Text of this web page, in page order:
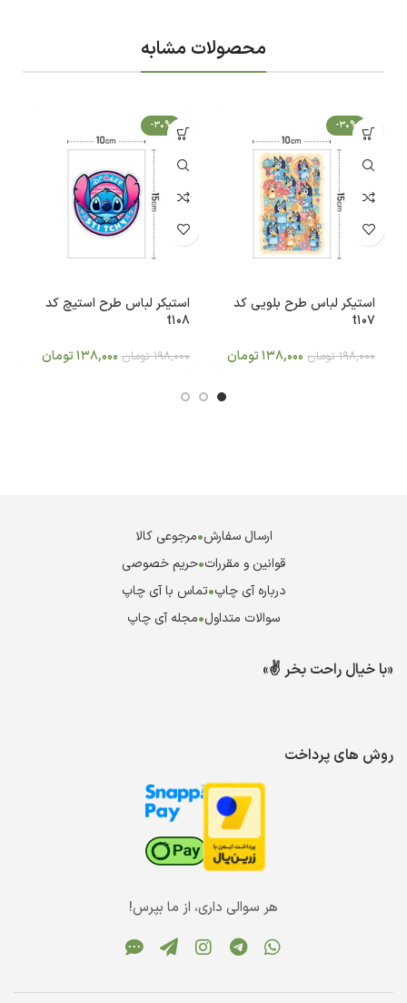
محصولات مشابه
-30%
استیکر لباس طرح بلویی کد
t107
198,000 تومان 138,000تومان
-30%
استیکر لباس طرح استیچ کد
t108
198,000 تومان 138,000تومان
ارسال سفارش•مرجوعی کالا
قوانین و مقررات•حریم خصوصی
درباره آی چاپ•تماس با آی چاپ
سوالات متداول•مجله آی چاپ
«با خیال راحت بخر ✌️»
روش های پرداخت
هر سوالی داری، از ما بپرس!